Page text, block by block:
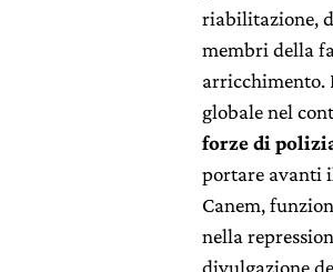
riabilitazione,
membri della
arricchimento.
globale nel
forze di
portare avanti
Canem,
nella
divulgazione